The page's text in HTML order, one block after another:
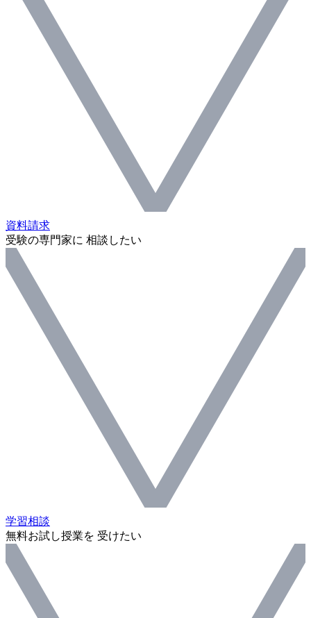
資料請求
受験の専門家に 相談したい
学習相談
無料お試し授業を 受けたい